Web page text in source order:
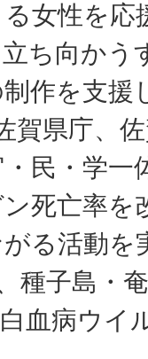
女性を応
ち向かう
作を支援
賀県庁、
民・学一
死亡率を
る活動を
種子島・
血病ウイ